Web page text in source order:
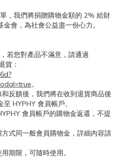
，我們將捐贈購物金額的 2% 給財
會，為社會公益盡一份心力。
若您對產品不滿意，請通過
貨：
。
反饋後，我們將在收到退貨商品後
HYPHY 會員帳戶。
會員帳戶的購物金返還，不提
式同一般會員購物金，詳細內容請
期限，可隨時使用。